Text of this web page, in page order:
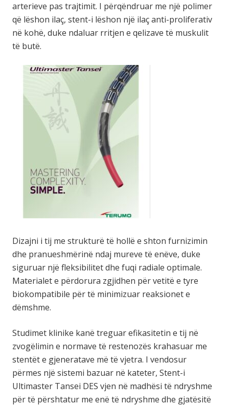
arterieve pas trajtimit. I përqëndruar me një polimer
që lëshon ilaç, stent-i lëshon një ilaç anti-proliferativ
në kohë, duke ndaluar rritjen e qelizave të muskulit
të butë.
Dizajni i tij me strukturë të hollë e shton furnizimin
dhe pranueshmërinë ndaj mureve të enëve, duke
siguruar një fleksibilitet dhe fuqi radiale optimale.
Materialet e përdorura zgjidhen për vetitë e tyre
biokompatibile për të minimizuar reaksionet e
dëmshme.
Studimet klinike kanë treguar efikasitetin e tij në
zvogëlimin e normave të restenozës krahasuar me
stentët e gjeneratave më të vjetra. I vendosur
përmes një sistemi bazuar në kateter, Stent-i
Ultimaster Tansei DES vjen në madhësi të ndryshme
për të përshtatur me enë të ndryshme dhe gjatësitë